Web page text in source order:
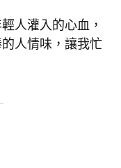
人灌入的心血，
人情味，讓我忙